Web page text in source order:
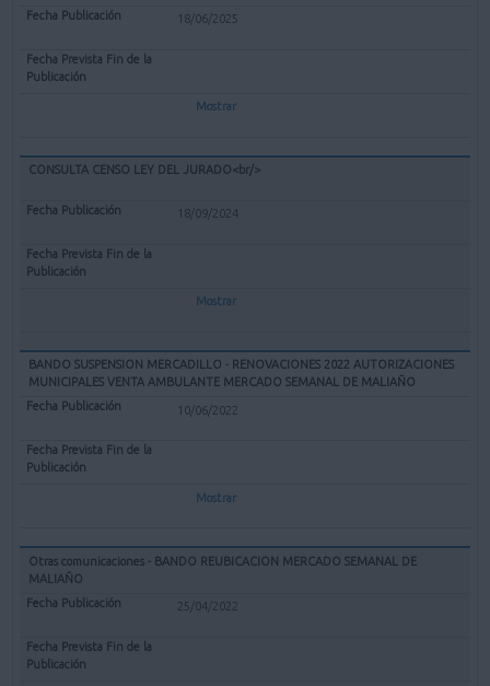
18/06/2025
Mostrar
CONSULTA CENSO LEY DEL JURADO<br/>
18/09/2024
Mostrar
BANDO SUSPENSION MERCADILLO - RENOVACIONES 2022 AUTORIZACIONES
MUNICIPALES VENTA AMBULANTE MERCADO SEMANAL DE MALIAÑO
10/06/2022
Mostrar
Otras comunicaciones - BANDO REUBICACION MERCADO SEMANAL DE
MALIAÑO
25/04/2022